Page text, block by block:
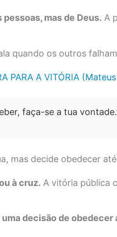
mas de Deus. A
quando os outros
PARA A VITÓRIA
faça-se a tua
mas decide obedecer
à cruz. A vitória pública
decisão de obedecer